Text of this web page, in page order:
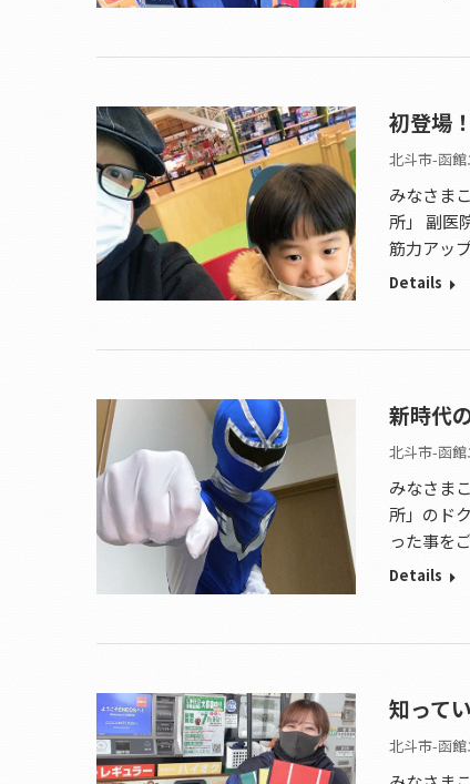
初登場
北斗市-函
みなさま
所」 副医
筋力アッ
Details
新時代
北斗市-函
みなさま
所」のド
った事を
Details
知って
北斗市-函